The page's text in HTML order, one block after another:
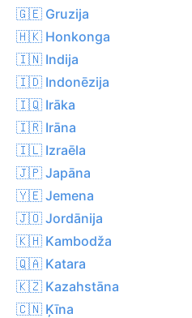
🇬🇪 Gruzija
🇭🇰 Honkonga
🇮🇳 Indija
🇮🇩 Indonēzija
🇮🇶 Irāka
🇮🇷 Irāna
🇮🇱 Izraēla
🇯🇵 Japāna
🇾🇪 Jemena
🇯🇴 Jordānija
🇰🇭 Kambodža
🇶🇦 Katara
🇰🇿 Kazahstāna
🇨🇳 Ķīna